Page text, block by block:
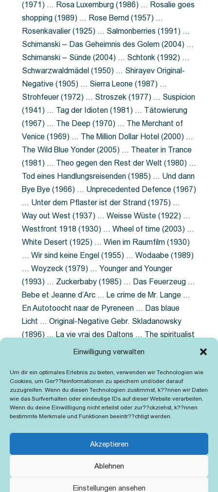
Einwilligung verwalten
Um dir ein optimales Erlebnis zu bieten, verwenden wir Technologien wie
Cookies, um Ger??teinformationen zu speichern und/oder darauf
zuzugreifen. Wenn du diesen Technologien zustimmst, k??nnen wir Daten
wie das Surfverhalten oder eindeutige IDs auf dieser Website verarbeiten.
Wenn du deine Einwillligung nicht erteilst oder zur??ckziehst, k??nnen
bestimmte Merkmale und Funktionen beeintr??chtigt werden.
Akzeptieren
Ablehnen
Einstellungen ansehen
(1971) … Rosa Luxemburg (1986) … Rosalie goes
shopping (1989) … Rose Bernd (1957) …
Rosenkavalier (1925) … Salmonberries (1991) …
Schimanski – Das Geheimnis des Golem (2004) …
Schimanski – Sünde (2004) … Schtonk (1992) …
Schwarzwaldmädel (1950) … Shirayev Original-
Negative (1905) … Sierra Leone (1987) …
Strohfeuer (1972) … Stroszek (1977) … Suspicion
(1941) … Tag der Idioten (1981) … Tätowierung
(1967) … The Deep (1970) … The Merchant of
Venice (1969) … The Million Dollar Hotel (2000) …
The Wild Blue Yonder (2005) … Theater in Trance
(1981) … Theo gegen den Rest der Welt (1980) …
Tod eines Handlungsreisenden (1985) … Und dann
Bye Bye (1966) … Unprecedented Defence (1967)
… Unter dem Pflaster ist der Strand (1975) …
Way out West (1937) … Weisse Wüste (1922) …
Westfront 1918 (1930) … Wheel of time (2003) …
White Desert (1925) … Wien im Raumfilm (1930)
… Wir sind keine Engel (1955) … Wodaabe (1989)
… Woyzeck (1979) … Younger and Younger
(1993) … Zuckerbaby (1985) … Das Feuerzeug …
Bebe et Jeanne d’Arc … Le crime de Mr. Lange …
En Autotoocht naar de Pyreneen … Das blaue
Licht … Original-Negative Gebr. Skladanowsky
(1896) … La vie vrai des Daltons … The spiritualist
photographer … Feuer im Fjord … The Song of the
Grubenlampe … Tolstoy … Grün ist die Heide …
Lady Hamilton … Mütter verzaget nicht …
Ruttmann Werbefilme